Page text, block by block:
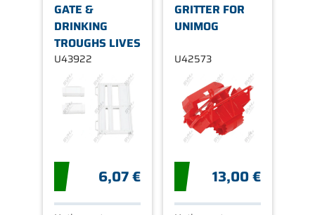
GATE &
DRINKING
TROUGHS LIVES
U43922
6,07 €
GRITTER FOR
UNIMOG
U42573
13,00 €